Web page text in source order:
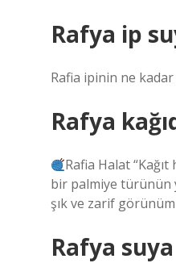
Rafya ip
Rafia ipinin ne
Rafya
Rafia Halat
bir palmiye türünün
şık ve zarif
Rafya